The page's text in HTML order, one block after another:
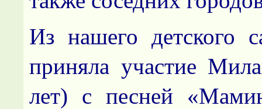
Из нашего детского
приняла участие
лет) с песней